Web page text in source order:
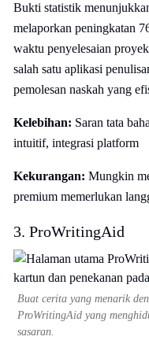
Bukti statistik
melaporkan peningkatan
waktu penyelesaian
salah satu aplikasi
pemolesan naskah yang
Kelebihan: Saran tata
intuitif, integrasi platform
Kekurangan: Mungkin
premium memerlukan
3. ProWritingAid
Buat cerita yang menarik
ProWritingAid yang
sasaran.